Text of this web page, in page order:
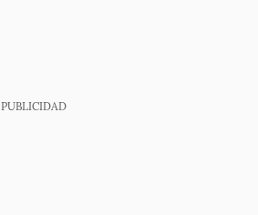
PUBLICIDAD